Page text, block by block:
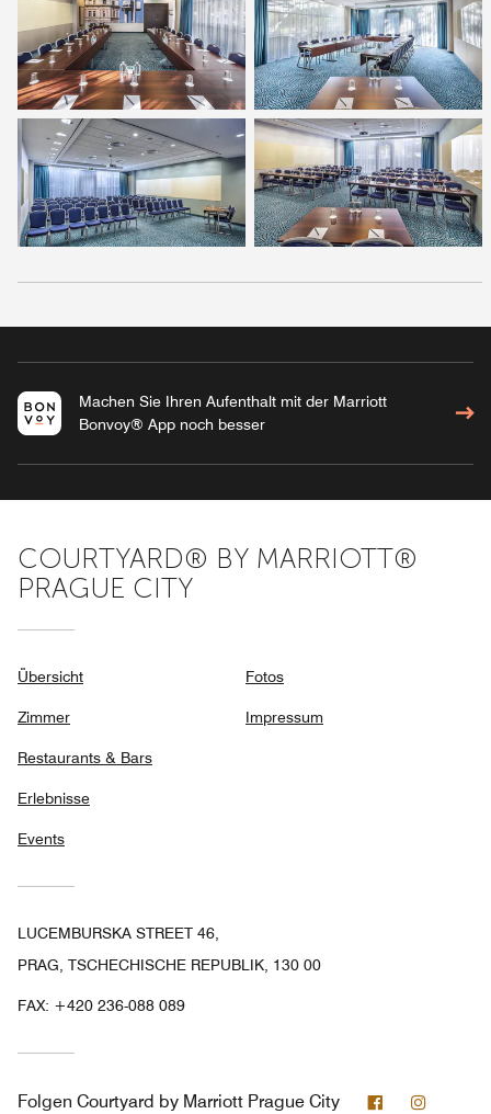
Machen Sie Ihren Aufenthalt mit der Marriott
Bonvoy® App noch besser
COURTYARD® BY MARRIOTT®
PRAGUE CITY
Übersicht
Zimmer
Restaurants & Bars
Erlebnisse
Events
Fotos
Impressum
LUCEMBURSKA STREET 46,
PRAG, TSCHECHISCHE REPUBLIK, 130 00
FAX: +420 236-088 089
Folgen Courtyard by Marriott Prague City Facebook